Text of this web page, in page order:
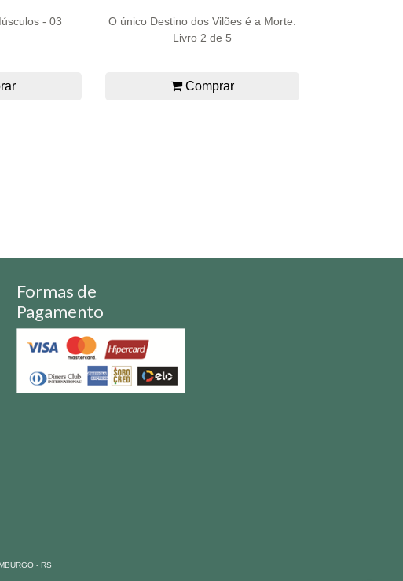
- 03
O único Destino dos Vilões é a Morte:
Livro 2 de 5
Comprar
Formas de
Pagamento
- RS